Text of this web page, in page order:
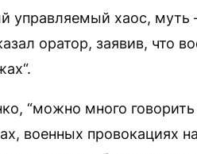
управляемый хаос,
оратор, заявив, что
“можно много
военных провокациях